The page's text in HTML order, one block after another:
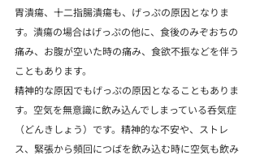
胃潰瘍、十二指腸潰瘍も、げっぷの原因となりま
す。潰瘍の場合はげっぷの他に、食後のみぞおちの
痛み、お腹が空いた時の痛み、食欲不振などを伴う
こともあります。
精神的な原因でもげっぷの原因となることもありま
す。空気を無意識に飲み込んでしまっている呑気症
（どんきしょう）です。精神的な不安や、ストレ
ス、緊張から頻回につばを飲み込む時に空気も飲み